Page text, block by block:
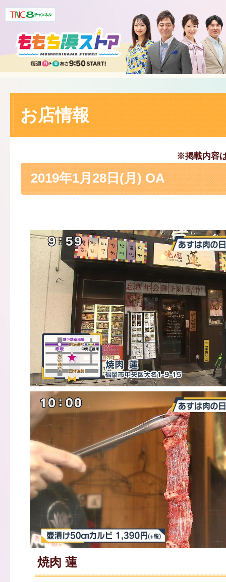
お店情報
※掲載内容
2019年1月28日(月) OA
焼肉 蓮